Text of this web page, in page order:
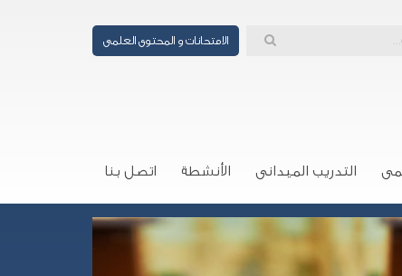
الامتحانات و المحتوى العلمى
التدريب الميدانى الأنشطة اتصل بنا